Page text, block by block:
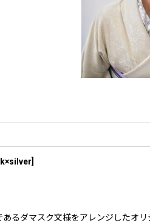
ダマスク文様をアレンジしたオリ